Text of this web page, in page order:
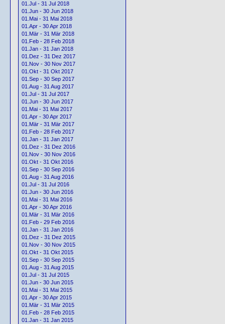
01.Jul - 31 Jul 2018
01.Jun - 30 Jun 2018
01.Mai - 31 Mai 2018
01.Apr - 30 Apr 2018
01.Mär - 31 Mär 2018
01.Feb - 28 Feb 2018
01.Jan - 31 Jan 2018
01.Dez - 31 Dez 2017
01.Nov - 30 Nov 2017
01.Okt - 31 Okt 2017
01.Sep - 30 Sep 2017
01.Aug - 31 Aug 2017
01.Jul - 31 Jul 2017
01.Jun - 30 Jun 2017
01.Mai - 31 Mai 2017
01.Apr - 30 Apr 2017
01.Mär - 31 Mär 2017
01.Feb - 28 Feb 2017
01.Jan - 31 Jan 2017
01.Dez - 31 Dez 2016
01.Nov - 30 Nov 2016
01.Okt - 31 Okt 2016
01.Sep - 30 Sep 2016
01.Aug - 31 Aug 2016
01.Jul - 31 Jul 2016
01.Jun - 30 Jun 2016
01.Mai - 31 Mai 2016
01.Apr - 30 Apr 2016
01.Mär - 31 Mär 2016
01.Feb - 29 Feb 2016
01.Jan - 31 Jan 2016
01.Dez - 31 Dez 2015
01.Nov - 30 Nov 2015
01.Okt - 31 Okt 2015
01.Sep - 30 Sep 2015
01.Aug - 31 Aug 2015
01.Jul - 31 Jul 2015
01.Jun - 30 Jun 2015
01.Mai - 31 Mai 2015
01.Apr - 30 Apr 2015
01.Mär - 31 Mär 2015
01.Feb - 28 Feb 2015
01.Jan - 31 Jan 2015